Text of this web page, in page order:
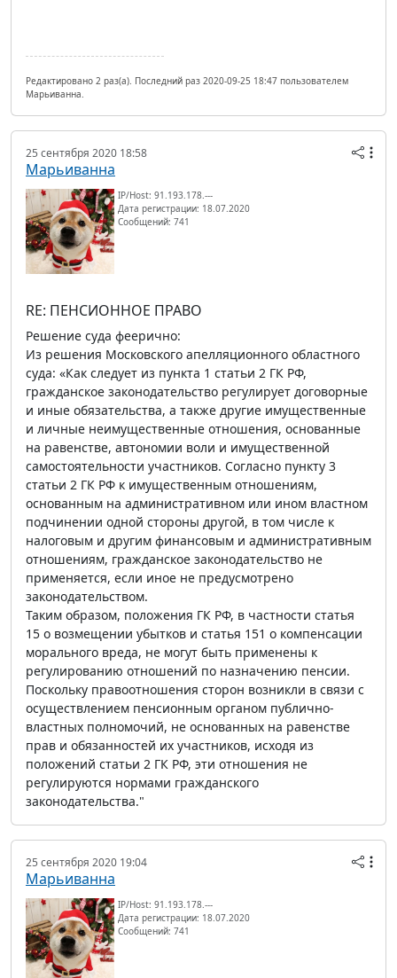
Редактировано 2 раз(а). Последний раз 2020-09-25 18:47 пользователем
Марьиванна.
25 сентября 2020 18:58
Марьиванна
IP/Host: 91.193.178.---
Дата регистрации: 18.07.2020
Сообщений: 741
RE: ПЕНСИОННОЕ ПРАВО
Решение суда феерично:
Из решения Московского апелляционного областного
суда: «Как следует из пункта 1 статьи 2 ГК РФ,
гражданское законодательство регулирует договорные
и иные обязательства, а также другие имущественные
и личные неимущественные отношения, основанные
на равенстве, автономии воли и имущественной
самостоятельности участников. Согласно пункту 3
статьи 2 ГК РФ к имущественным отношениям,
основанным на административном или ином властном
подчинении одной стороны другой, в том числе к
налоговым и другим финансовым и административным
отношениям, гражданское законодательство не
применяется, если иное не предусмотрено
законодательством.
Таким образом, положения ГК РФ, в частности статья
15 о возмещении убытков и статья 151 о компенсации
морального вреда, не могут быть применены к
регулированию отношений по назначению пенсии.
Поскольку правоотношения сторон возникли в связи с
осуществлением пенсионным органом публично-
властных полномочий, не основанных на равенстве
прав и обязанностей их участников, исходя из
положений статьи 2 ГК РФ, эти отношения не
регулируются нормами гражданского
законодательства."
25 сентября 2020 19:04
Марьиванна
IP/Host: 91.193.178.---
Дата регистрации: 18.07.2020
Сообщений: 741